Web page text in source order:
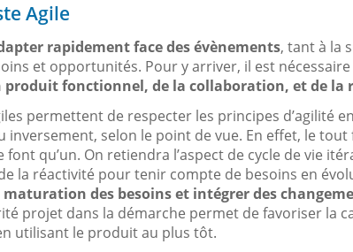
Agile
rapidement face des évènements, tant à la
et opportunités. Pour y arriver, il est
fonctionnel, de la collaboration, et de la
permettent de respecter les principes d’agilité
inversement, selon le point de vue. En effet, le
font qu’un. On retiendra l’aspect de cycle de vie
la réactivité pour tenir compte de besoins en
maturation des besoins et intégrer des
projet dans la démarche permet de favoriser la
utilisant le produit au plus tôt.